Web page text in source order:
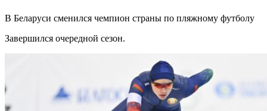
В Беларуси сменился чемпион страны по пляжному футболу
Завершился очередной сезон.